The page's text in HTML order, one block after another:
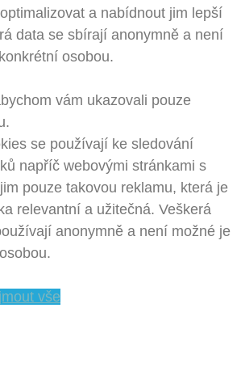
a nabídnout jim lepší
data se sbírají anonymně a není
osobou.
vám ukazovali pouze
se používají ke sledování
napříč webovými stránkami s
pouze takovou reklamu, která je
relevantní a užitečná. Veškerá
anonymně a není možné je
vše